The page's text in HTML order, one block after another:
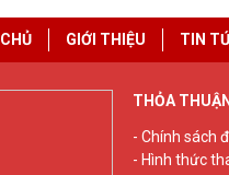
GIỚI THIỆU TIN
THỎA
- Chính sách
- Hình thức